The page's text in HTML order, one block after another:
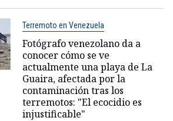
Terremoto en Venezuela
Fotógrafo venezolano da a
conocer cómo se ve
actualmente una playa de La
Guaira, afectada por la
contaminación tras los
terremotos: "El ecocidio es
injustificable"